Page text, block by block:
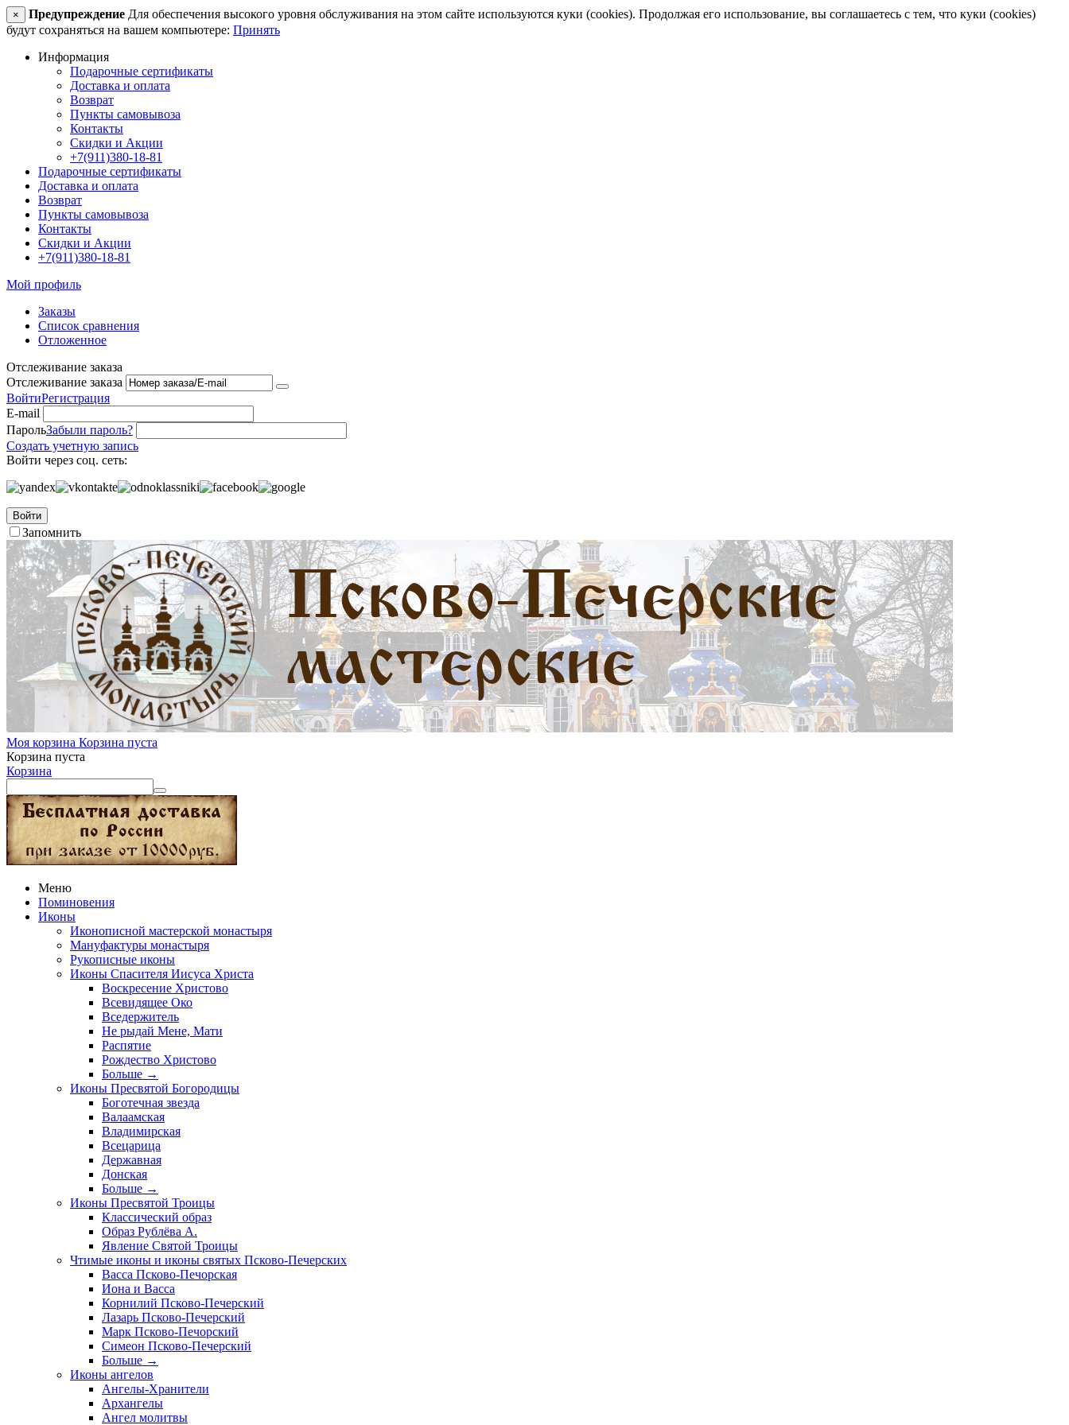
× Предупреждение Для обеспечения высокого уровня обслуживания на этом сайте используются куки (cookies). Продолжая его использование, вы соглашаетесь с тем, что куки (cookies)
будут сохраняться на вашем компьютере: Принять
Информация
Подарочные сертификаты
Доставка и оплата
Возврат
Пункты самовывоза
Контакты
Скидки и Акции
+7(911)380-18-81
Подарочные сертификаты
Доставка и оплата
Возврат
Пункты самовывоза
Контакты
Скидки и Акции
+7(911)380-18-81
Мой профиль
Заказы
Список сравнения
Отложенное
Отслеживание заказа
Отслеживание заказа
ВойтиРегистрация
E-mail
ПарольЗабыли пароль?
Создать учетную запись
Войти через соц. сеть:
Войти
Запомнить
Моя корзина Корзина пуста
Корзина пуста
Корзина
Меню
Поминовения
Иконы
Иконописной мастерской монастыря
Мануфактуры монастыря
Рукописные иконы
Иконы Спасителя Иисуса Христа
Воскресение Христово
Всевидящее Око
Вседержитель
Не рыдай Мене, Мати
Распятие
Рождество Христово
Больше →
Иконы Пресвятой Богородицы
Боготечная звезда
Валаамская
Владимирская
Всецарица
Державная
Донская
Больше →
Иконы Пресвятой Троицы
Классический образ
Образ Рублёва А.
Явление Святой Троицы
Чтимые иконы и иконы святых Псково-Печерских
Васса Псково-Печорская
Иона и Васса
Корнилий Псково-Печерский
Лазарь Псково-Печерский
Марк Псково-Печорский
Симеон Псково-Печерский
Больше →
Иконы ангелов
Ангелы-Хранители
Архангелы
Ангел молитвы